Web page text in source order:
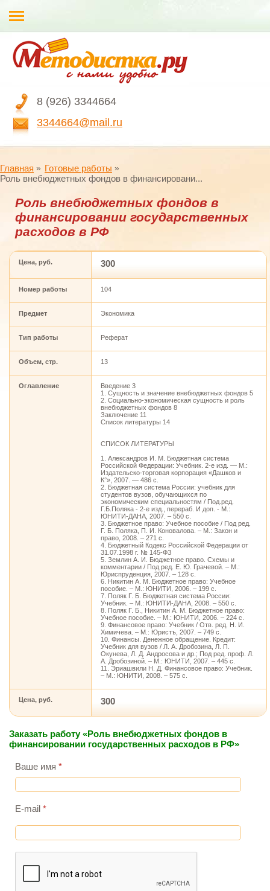
8 (926) 3344664
3344664@mail.ru
Главная
Готовые работы
Роль внебюджетных фондов в финансировани...
Роль внебюджетных фондов в
финансировании государственных
расходов в РФ
Цена, руб. 300
Номер работы 104
Предмет Экономика
Тип работы Реферат
Объем, стр. 13
Оглавление
Введение 3
1. Сущность и значение внебюджетных фондов 5
2. Социально-экономическая сущность и роль
внебюджетных фондов 8
Заключение 11
Список литературы 14
СПИСОК ЛИТЕРАТУРЫ
1. Александров И. М. Бюджетная система
Российской Федерации: Учебник. 2-е изд. — М.:
Издательско-торговая корпорация «Дашков и
К°», 2007. — 486 с.
2. Бюджетная система России: учебник для
студентов вузов, обучающихся по
экономическим специальностям / Под.ред.
Г.Б.Поляка - 2-е изд., перераб. И доп. - М.:
ЮНИТИ-ДАНА, 2007. – 550 с.
3. Бюджетное право: Учебное пособие / Под ред.
Г. Б. Поляка, П. И. Коновалова. – М.: Закон и
право, 2008. – 271 с.
4. Бюджетный Кодекс Российской Федерации от
31.07.1998 г. № 145-ФЗ
5. Землин А. И. Бюджетное право. Схемы и
комментарии / Под ред. Е. Ю. Грачевой. – М.:
Юриспруденция, 2007. – 128 с.
6. Никитин А. М. Бюджетное право: Учебное
пособие. – М.: ЮНИТИ, 2006. – 199 с.
7. Поляк Г. Б. Бюджетная система России:
Учебник. – М.: ЮНИТИ-ДАНА, 2008. – 550 с.
8. Поляк Г. Б., Никитин А. М. Бюджетное право:
Учебное пособие. – М.: ЮНИТИ, 2006. – 224 с.
9. Финансовое право: Учебник / Отв. ред. Н. И.
Химичева. – М.: Юристъ, 2007. – 749 с.
10. Финансы. Денежное обращение. Кредит:
Учебник для вузов / Л. А. Дробозина, Л. П.
Окунева, Л. Д. Андросова и др.; Под ред. проф. Л.
А. Дробозиной. – М.: ЮНИТИ, 2007. – 445 с.
11. Эриашвили Н. Д. Финансовое право: Учебник.
– М.: ЮНИТИ, 2008. – 575 с.
Цена, руб. 300
Заказать работу «Роль внебюджетных фондов в
финансировании государственных расходов в РФ»
Ваше имя *
E-mail *